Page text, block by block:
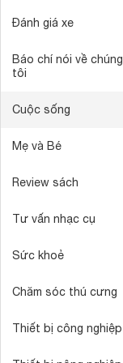
Đánh giá xe
Báo chí nói về chúng
tôi
Cuộc sống
Mẹ và Bé
Review sách
Tư vấn nhạc cụ
Sức khoẻ
Chăm sóc thú cưng
Thiết bị công nghiệp